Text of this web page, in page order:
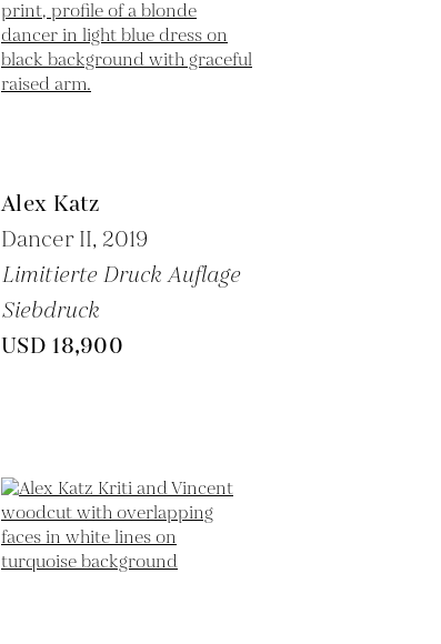
Alex Katz
Dancer II, 2019
Limitierte Druck Auflage
Siebdruck
USD 18,900